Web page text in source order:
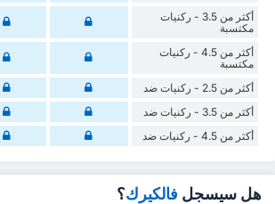
أكثر من 3.5 - ركنيات
مكتسبة
أكثر من 4.5 - ركنيات
مكتسبة
أكثر من 2.5 - ركنيات ضد
أكثر من 3.5 - ركنيات ضد
أكثر من 4.5 - ركنيات ضد
هل سيسجل فالكيرك؟